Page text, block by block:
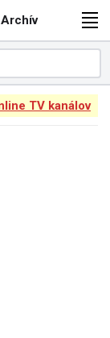
Archív
TV kanálov